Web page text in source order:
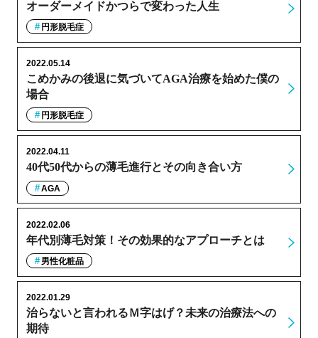
オーダーメイドかつらで変わった人生
円形脱毛症
こめかみの後退に気づいてAGA治療を始めた僕の
場合
2022.05.14
円形脱毛症
40代50代からの薄毛進行とその向き合い方
2022.04.11
AGA
年代別薄毛対策！その効果的なアプローチとは
2022.02.06
男性化粧品
治らないと言われるＭ字はげ？未来の治療法への
期待
2022.01.29